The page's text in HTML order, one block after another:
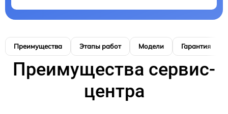
Преимущества Этапы работ Модели Гарантия
Преимущества сервис-
центра